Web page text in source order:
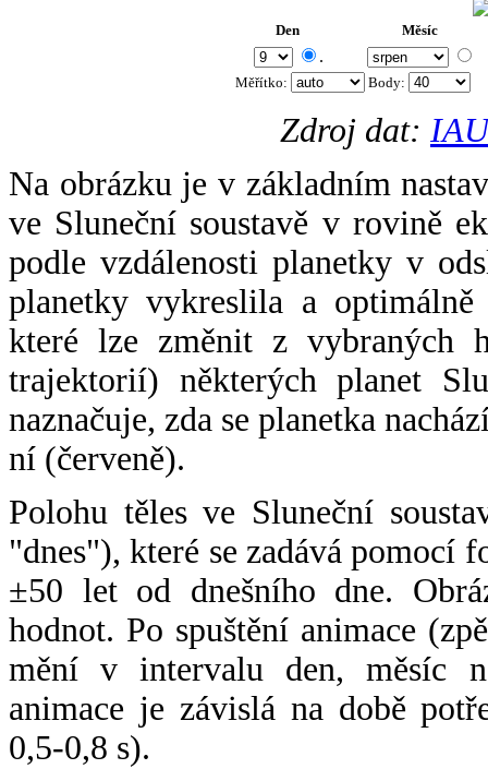
Den Měsíc
.
Měřítko: Body:
Zdroj dat:
Na obrázku je v základním
ve Sluneční soustavě v rovině
podle vzdálenosti planetky v
planetky vykreslila a
které lze změnit z vybraných
trajektorií) některých planet
naznačuje, zda se planetka
ní (červeně).
Polohu těles ve Sluneční
"dnes"), které se zadává pomocí
±50 let od dnešního dne.
hodnot. Po spuštění animace
mění v intervalu den, měsíc
animace je závislá na době
0,5-0,8 s).